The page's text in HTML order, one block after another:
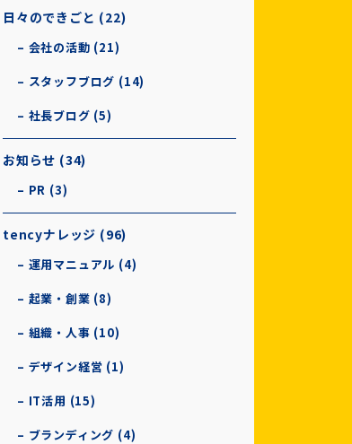
日々のできごと (22)
– 会社の活動 (21)
– スタッフブログ (14)
– 社長ブログ (5)
お知らせ (34)
– PR (3)
tencyナレッジ (96)
– 運用マニュアル (4)
– 起業・創業 (8)
– 組織・人事 (10)
– デザイン経営 (1)
– IT活用 (15)
– ブランディング (4)